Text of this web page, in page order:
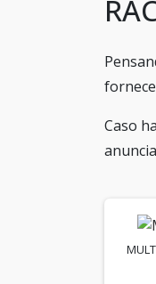
Caso